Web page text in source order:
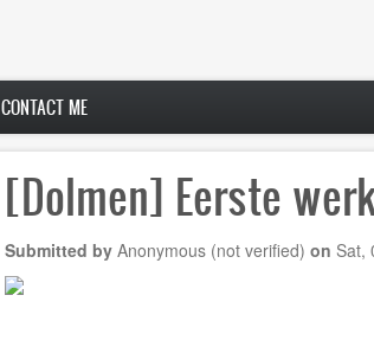
CONTACT ME
[Dolmen] Eerste
Submitted by Anonymous (not verified) on Sat,